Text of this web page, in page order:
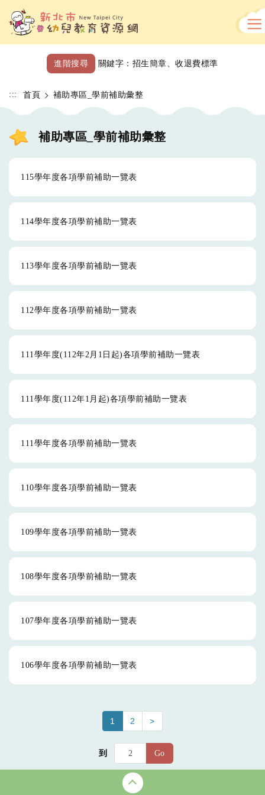
到
主
要
進階搜尋 關鍵字： 招生簡章 、收退費標準
::: 首頁 補助專區_學前補助彙整
補助專區_學前補助彙整
115學年度各項學前補助一覽表
114學年度各項學前補助一覽表
113學年度各項學前補助一覽表
112學年度各項學前補助一覽表
111學年度(112年2月1日起)各項學前補助一覽表
111學年度(112年1月起)各項學前補助一覽表
111學年度各項學前補助一覽表
110學年度各項學前補助一覽表
109學年度各項學前補助一覽表
108學年度各項學前補助一覽表
107學年度各項學前補助一覽表
106學年度各項學前補助一覽表
1 2 >
到 Go